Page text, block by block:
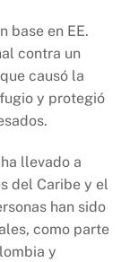
base en EE.
contra un
causó la
y protegió
llevado a
del Caribe y el
han sido
como parte
y